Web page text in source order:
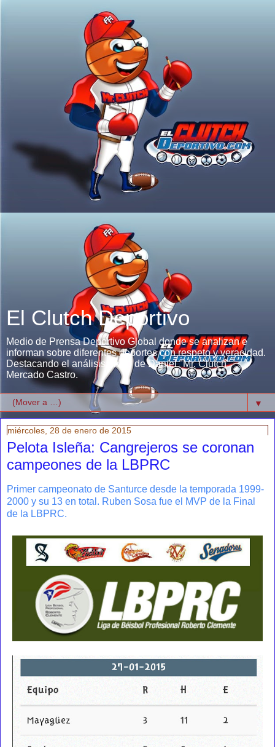
El Clutch Deportivo
Medio de Prensa Deportivo Global donde se analizan e
informan sobre diferentes deportes con respeto y veracidad.
Destacando el análisis único de Daniel "Mr. Clutch"
Mercado Castro.
▼
miércoles, 28 de enero de 2015
Pelota Isleña: Cangrejeros se coronan
campeones de la LBPRC
Primer campeonato de Santurce desde la temporada 1999-
2000 y su 13 en total. Ruben Sosa fue el MVP de la Final
de la LBPRC.